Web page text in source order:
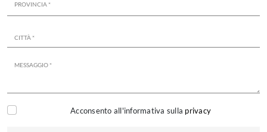
Acconsento all'informativa sulla privacy